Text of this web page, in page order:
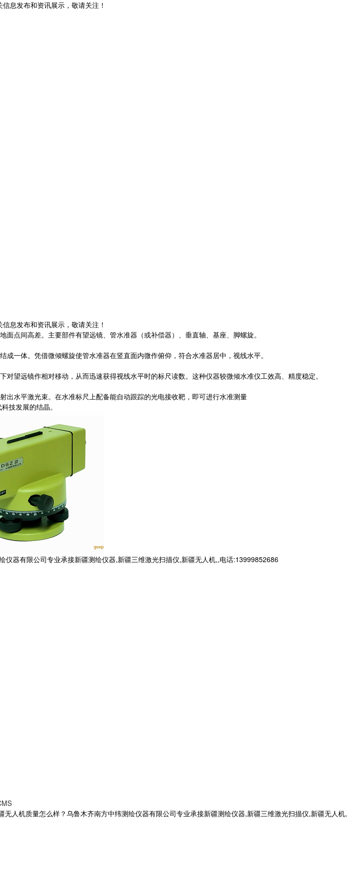
息发布和资讯展示，敬请关注！
息发布和资讯展示，敬请关注！
点间高差。主要部件有望远镜、管水准器（或补偿器）、垂直轴、基座、脚螺旋。
一体。凭借微倾螺旋使管水准器在竖直面内微作俯仰，符合水准器居中，视线水平。
望远镜作相对移动，从而迅速获得视线水平时的标尺读数。这种仪器较微倾水准仪工效高、精度稳定。
水平激光束。在水准标尺上配备能自动跟踪的光电接收靶，即可进行水准测量
技发展的结晶。
器有限公司专业承接新疆测绘仪器,新疆三维激光扫描仪,新疆无人机,,电话:13999852686
人机质量怎么样？乌鲁木齐南方中纬测绘仪器有限公司专业承接新疆测绘仪器,新疆三维激光扫描仪,新疆无人机,